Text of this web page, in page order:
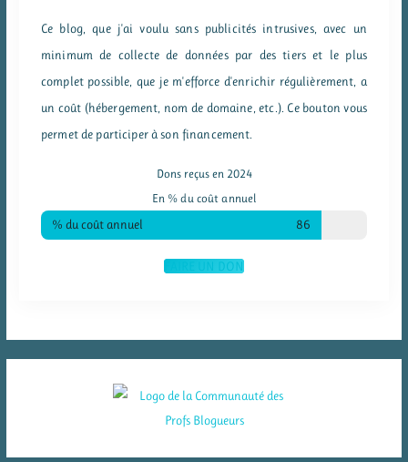
Ce blog, que j'ai voulu sans publicités intrusives, avec un
minimum de collecte de données par des tiers et le plus
complet possible, que je m'efforce d'enrichir régulièrement, a
un coût (hébergement, nom de domaine, etc.). Ce bouton vous
permet de participer à son financement.
Dons reçus en 2024
En % du coût annuel
% du coût annuel 86
FAIRE UN DON